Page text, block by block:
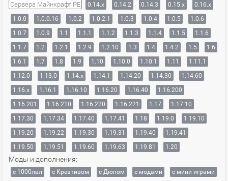
Сервера Майнкрафт PE 0.14.x 0.14.2 0.14.3 0.15.x
0.16.x
1.0.0
1.0.0.16 1.0.2 1.0.2.1 1.0.3 1.0.4 1.0.5
1.0.6
1.0.7
1.0.9 1.1 1.1.1 1.1.2 1.1.3 1.1.4 1.1.5
1.1.6
1.1.7
1.2 1.2.1 1.2.9 1.2.10 1.3 1.4 1.4.2 1.5
1.6
1.6.1
1.7 1.8 1.9 1.10 1.10.0 1.10.1 1.11
1.11.1
1.12.0
1.13.0 1.14.x 1.14.1 1.14.20 1.14.30
1.14.60
1.16.x
1.16.1 1.16.10 1.16.20 1.16.40
1.16.200
1.16.201
1.16.210 1.16.220 1.16.221 1.17
1.17.10
1.17.30
1.17.34 1.17.40 1.17.41 1.18 1.19.0
1.19.10
1.19.20
1.19.22 1.19.30 1.19.31 1.19.40
1.19.41
1.19.50
1.19.51 1.19.60 1.19.63 1.19.81 1.20
Моды и дополнения:
с 1000лвл c Креативом с Дюпом с модами
с мини играми